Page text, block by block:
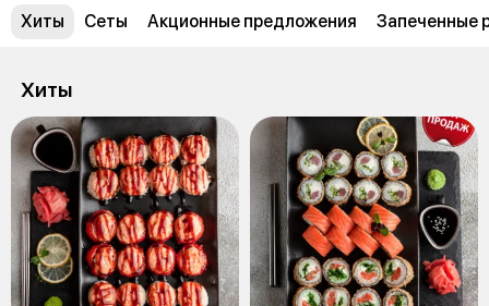
Хиты Сеты Акционные предложения Запеченные
Хиты